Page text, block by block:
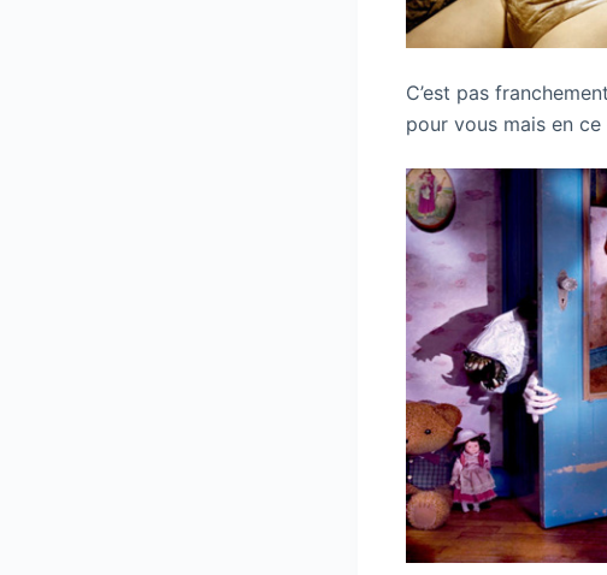
C’est pas
pour vous mais en ce